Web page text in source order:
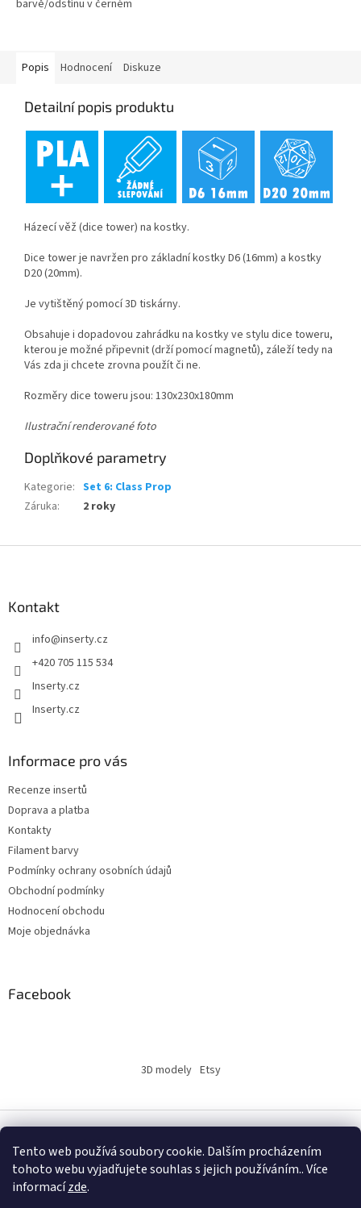
Tento web používá soubory cookie. Dalším procházením
tohoto webu vyjadřujete souhlas s jejich používáním.. Více
informacízde.
barvě/odstínu v černém
Popis Hodnocení Diskuze
Detailní popis produktu
Házecí věž (dice tower) na kostky.
Dice tower je navržen pro základní kostky D6 (16mm) a kostky
D20 (20mm).
Je vytištěný pomocí 3D tiskárny.
Obsahuje i dopadovou zahrádku na kostky ve stylu dice toweru,
kterou je možné připevnit (drží pomocí magnetů), záleží tedy na
Vás zda ji chcete zrovna použít či ne.
Rozměry dice toweru jsou: 130x230x180mm
Ilustrační renderované foto
Doplňkové parametry
Kategorie: Set 6: Class Prop
Záruka: 2 roky
Kontakt
info@inserty.cz
+420 705 115 534
Inserty.cz
Inserty.cz
Informace pro vás
Recenze insertů
Doprava a platba
Kontakty
Filament barvy
Podmínky ochrany osobních údajů
Obchodní podmínky
Hodnocení obchodu
Moje objednávka
Facebook
3D modely Etsy
Vytvořil Shoptet
Copyright 2026